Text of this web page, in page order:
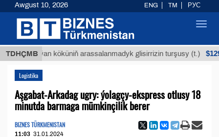
TDHÇMB
Buýan köküniň arassalanmadyk glisirrizin turşusy (t.) $12935,18
Logistika
Aşgabat-Arkadag ugry: ýolagçy-ekspress otlusy 18
minutda barmaga mümkinçilik berer
BIZNES TÜRKMENISTAN
11:03 31.01.2024
Awgust 10, 2026 ENG TM РУС